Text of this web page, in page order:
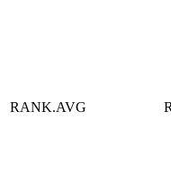
RANK.AVG